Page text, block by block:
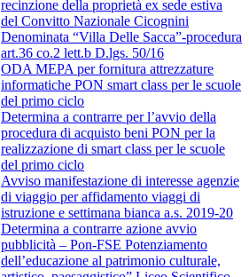
recinzione della proprietà ex sede estiva
del Convitto Nazionale Cicognini
Denominata “Villa Delle Sacca”-procedura
art.36 co.2 lett.b D.lgs. 50/16
ODA MEPA per fornitura attrezzature
informatiche PON smart class per le scuole
del primo ciclo
Determina a contrarre per l’avvio della
procedura di acquisto beni PON per la
realizzazione di smart class per le scuole
del primo ciclo
Avviso manifestazione di interesse agenzie
di viaggio per affidamento viaggi di
istruzione e settimana bianca a.s. 2019-20
Determina a contrarre azione avvio
pubblicità – Pon-FSE Potenziamento
dell’educazione al patrimonio culturale,